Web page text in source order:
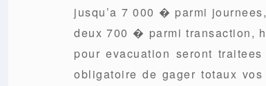
jusqu’a 7 000 � parmi
deux 700 � parmi transaction,
pour evacuation seront
obligatoire de gager totaux